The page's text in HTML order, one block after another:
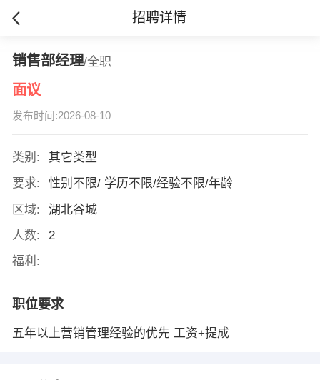
招聘详情
销售部经理/全职
面议
发布时间:2026-08-10
类别:
其它类型
要求:
性别不限/ 学历不限/经验不限/年龄
区域:
湖北谷城
人数:
2
福利:
职位要求
五年以上营销管理经验的优先 工资+提成